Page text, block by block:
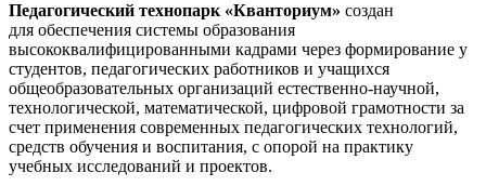
Педагогический технопарк «Кванториум» создан
для обеспечения системы образования
высококвалифицированными кадрами через формирование у
студентов, педагогических работников и учащихся
общеобразовательных организаций естественно-научной,
технологической, математической, цифровой грамотности за
счет применения современных педагогических технологий,
средств обучения и воспитания, с опорой на практику
учебных исследований и проектов.